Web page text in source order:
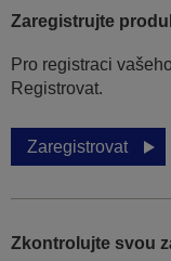
Zaregistrujte
Pro registraci
Registrovat.
Zaregistrovat
Zkontrolujte svou